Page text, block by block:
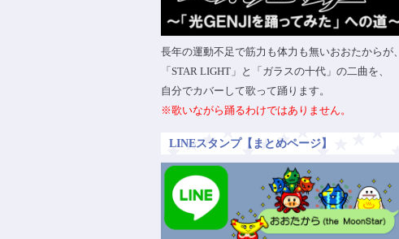
長年の運動不足で筋力も体力も無いおおたからが、
「STAR LIGHT」と「ガラスの十代」の二曲を、
自分でカバーして歌って踊ります。
※歌いながら踊るわけではありません。
LINEスタンプ【まとめページ】